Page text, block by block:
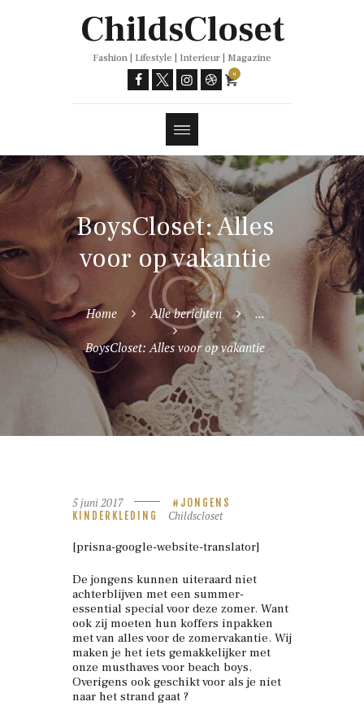
ChildsCloset
Fashion | Lifestyle | Interieur | Magazine
0
BoysCloset: Alles
voor op vakantie
Home Alle berichten ...
BoysCloset: Alles voor op vakantie
5 juni 2017
JONGENS
KINDERKLEDING
Childscloset
[prisna-google-website-translator]
De jongens kunnen uiteraard niet
achterblijven met een summer-
essential special voor deze zomer. Want
ook zij moeten hun koffers inpakken
met van alles voor de zomervakantie. Wij
maken je het iets gemakkelijker met
onze musthaves voor beach boys.
Overigens ook geschikt voor als je niet
naar het strand gaat ?